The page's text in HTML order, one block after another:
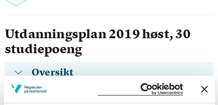
Utdanningsplan 2019 høst, 30
studiepoeng
Oversikt